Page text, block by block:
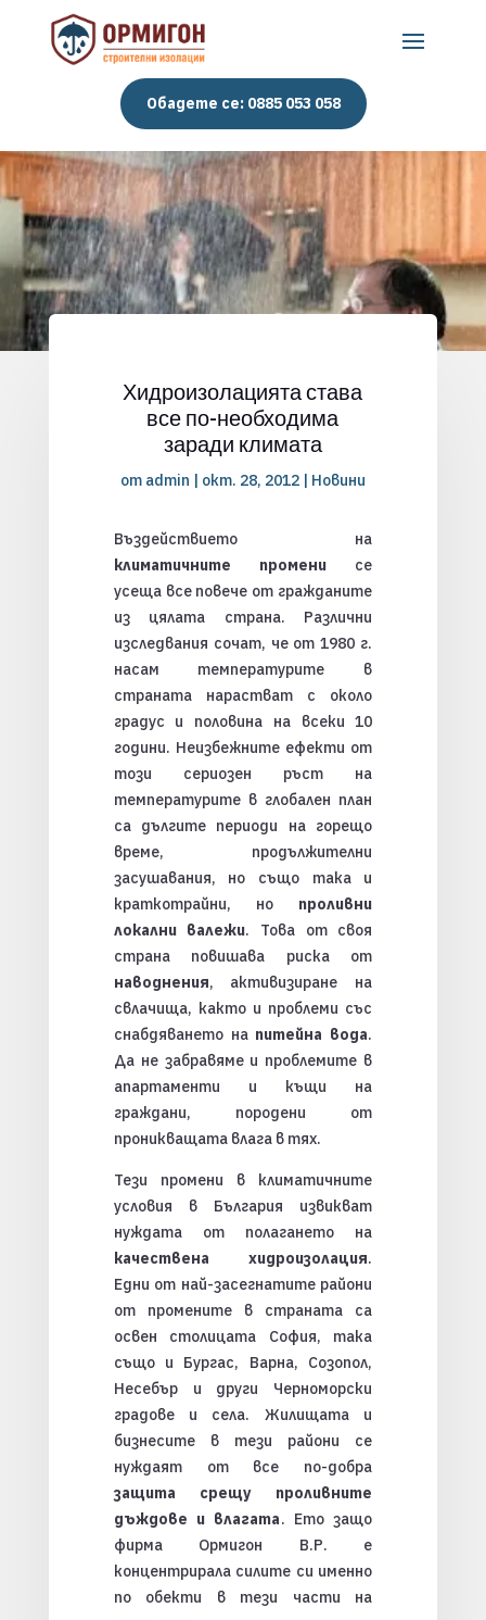
Обадете се: 0885 053 058
Хидроизолацията става
все по-необходима
заради климата
от admin | окт. 28, 2012| Новини
Въздействието на
климатичните промени се
усеща все повече от гражданите
из цялата страна. Различни
изследвания сочат, че от 1980 г.
насам температурите в
страната нарастват с около
градус и половина на всеки 10
години. Неизбежните ефекти от
този сериозен ръст на
температурите в глобален план
са дългите периоди на горещо
време, продължителни
засушавания, но също така и
краткотрайни, но проливни
локални валежи. Това от своя
страна повишава риска от
наводнения, активизиране на
свлачища, както и проблеми със
снабдяването на питейна вода.
Да не забравяме и проблемите в
апартаменти и къщи на
граждани, породени от
проникващата влага в тях.
Тези промени в климатичните
условия в България извикват
нуждата от полагането на
качествена хидроизолация.
Едни от най-засегнатите райони
от промените в страната са
освен столицата София, така
също и Бургас, Варна, Созопол,
Несебър и други Черноморски
градове и села. Жилищата и
бизнесите в тези райони се
нуждаят от все по-добра
защита срещу проливните
дъждове и влагата. Ето защо
фирма Ормигон В.Р. е
концентрирала силите си именно
по обекти в тези части на